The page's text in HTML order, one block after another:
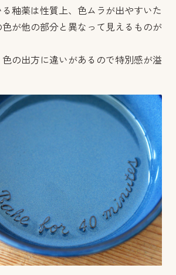
釉薬は性質上、色ムラが出やすいた
が他の部分と異なって見えるものが
の出方に違いがあるので特別感が溢